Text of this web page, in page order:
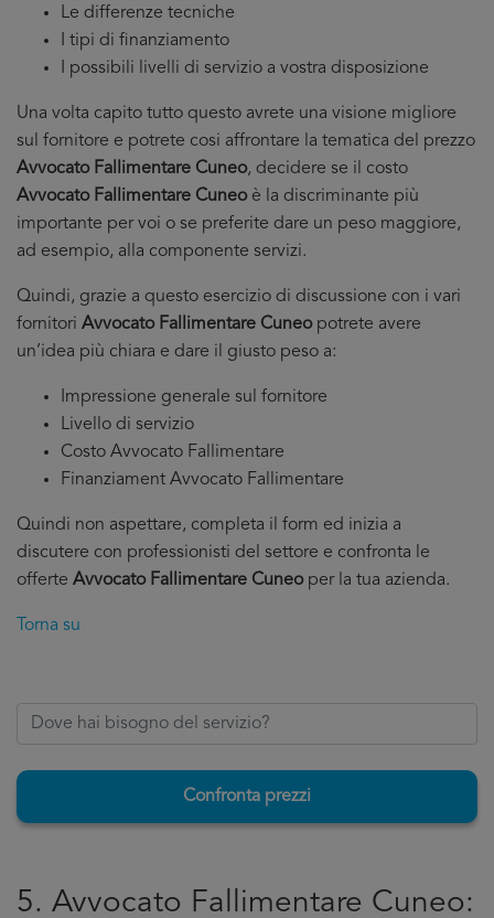
Le differenze tecniche
I tipi di finanziamento
I possibili livelli di servizio a vostra disposizione
Una volta capito tutto questo avrete una visione migliore
sul fornitore e potrete cosi affrontare la tematica del prezzo
Avvocato Fallimentare Cuneo, decidere se il costo
Avvocato Fallimentare Cuneoè la discriminante più
importante per voi o se preferite dare un peso maggiore,
ad esempio, alla componente servizi.
Quindi, grazie a questo esercizio di discussione con i vari
fornitori Avvocato Fallimentare Cuneopotrete avere
un’idea più chiara e dare il giusto peso a:
Impressione generale sul fornitore
Livello di servizio
Costo Avvocato Fallimentare
Finanziament Avvocato Fallimentare
Quindi non aspettare, completa il form ed inizia a
discutere con professionisti del settore e confronta le
offerte Avvocato Fallimentare Cuneoper la tua azienda.
Torna su
Confronta prezzi
5. Avvocato Fallimentare Cuneo: